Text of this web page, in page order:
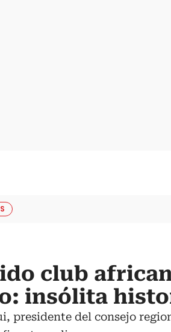
club
insólita
presidente del consejo